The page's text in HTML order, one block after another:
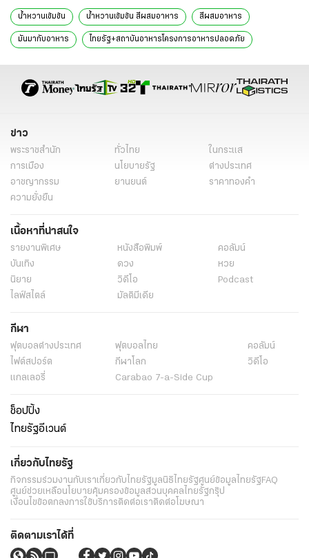
น้ำหวานเข้มข้น น้ำหวานเข้มข้น สีผสมอาหาร สีผสมอาหาร
มันมากับอาหาร ไทยรัฐ+สถาบันอาหารโครงการอาหารปลอดภัย
ข่าว
พระราชสำนัก ทั่วไทย
ในกระแส
การเมือง
นโยบายรัฐ
ต่างประเทศ
อาชญากรรม
ยานยนต์
ราคาทองคำ
ความยั่งยืน
เนื้อหาที่น่าสนใจ
รายงานพิเศษ หนังสือพิมพ์
คอลัมน์
บันเทิง
ดวง
หวย
นิยาย
วิดีโอ
Podcast
ไลฟ์สไตล์
มัลติมีเดีย
กีฬา
ฟุตบอลต่่างประเทศ ฟุตบอลไทย
คอลัมน์
ไฟต์สปอร์ต
กีฬาโลก
วิดีโอ
แกลเลอรี่
Carabao 7-a-Side Cup
ช็อปปิ้ง
ไทยรัฐอีเวนต์
เกี่ยวกับไทยรัฐ
กิจกรรมร่วมงานกับเราเกี่ยวกับไทยรัฐมูลนิธิไทยรัฐศูนย์ข้อมูลไทยรัฐFAQ
ศูนย์ช่วยเหลือนโยบายคุ้มครองข้อมูลส่วนบุคคลไทยรัฐกรุ๊ป
เงื่อนไขข้อตกลงการใช้บริการติดต่อเราติดต่อโฆษณา
ติดตามเราได้ที่